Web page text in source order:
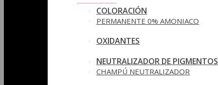
COLORACIÓN
PERMANENTE 0% AMONIACO
OXIDANTES
NEUTRALIZADOR DE PIGMENTOS
CHAMPÚ NEUTRALIZADOR